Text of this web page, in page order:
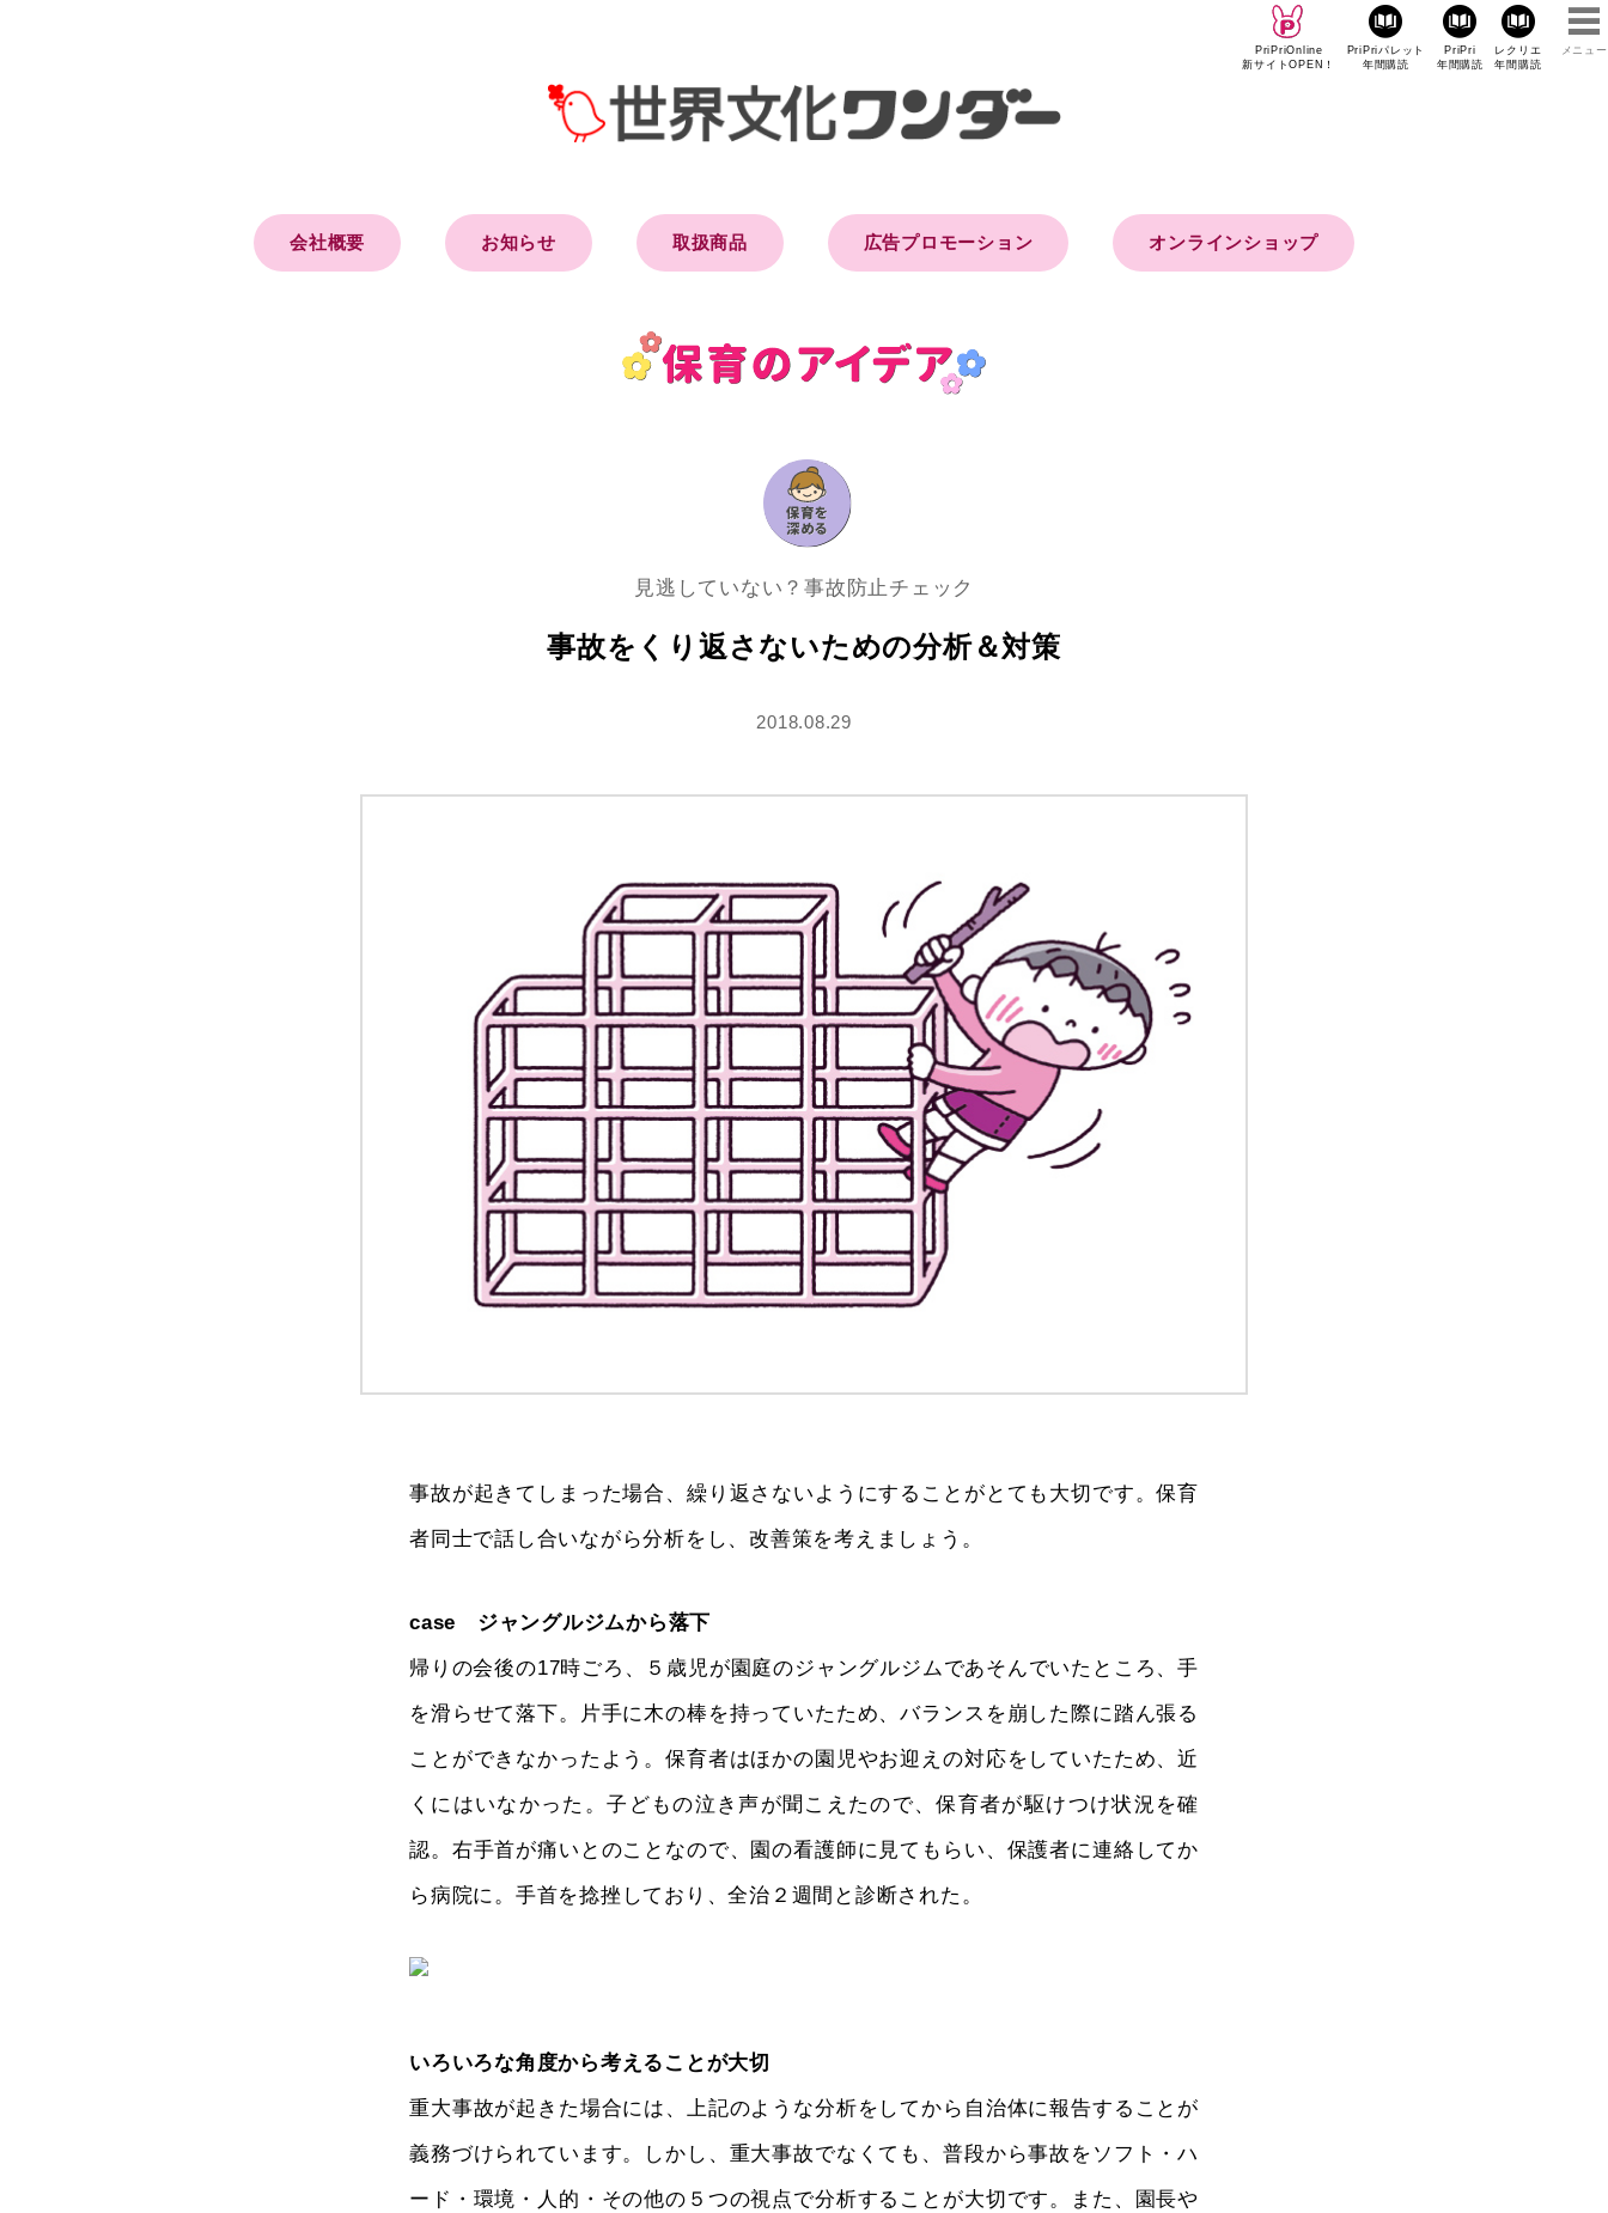
PriPriOnline
新サイトOPEN！
PriPriパレット
年間購読
PriPri
年間購読
レクリエ
年間購読
メニュー
会社概要 お知らせ 取扱商品 広告プロモーション オンラインショップ
見逃していない？事故防止チェック
事故をくり返さないための分析＆対策
2018.08.29
事故が起きてしまった場合、繰り返さないようにすることがとても大切です。保育
者同士で話し合いながら分析をし、改善策を考えましょう。
case ジャングルジムから落下
帰りの会後の17時ごろ、５歳児が園庭のジャングルジムであそんでいたところ、手
を滑らせて落下。片手に木の棒を持っていたため、バランスを崩した際に踏ん張る
ことができなかったよう。保育者はほかの園児やお迎えの対応をしていたため、近
くにはいなかった。子どもの泣き声が聞こえたので、保育者が駆けつけ状況を確
認。右手首が痛いとのことなので、園の看護師に見てもらい、保護者に連絡してか
ら病院に。手首を捻挫しており、全治２週間と診断された。
いろいろな角度から考えることが大切
重大事故が起きた場合には、上記のような分析をしてから自治体に報告することが
義務づけられています。しかし、重大事故でなくても、普段から事故をソフト・ハ
ード・環境・人的・その他の５つの視点で分析することが大切です。また、園長や